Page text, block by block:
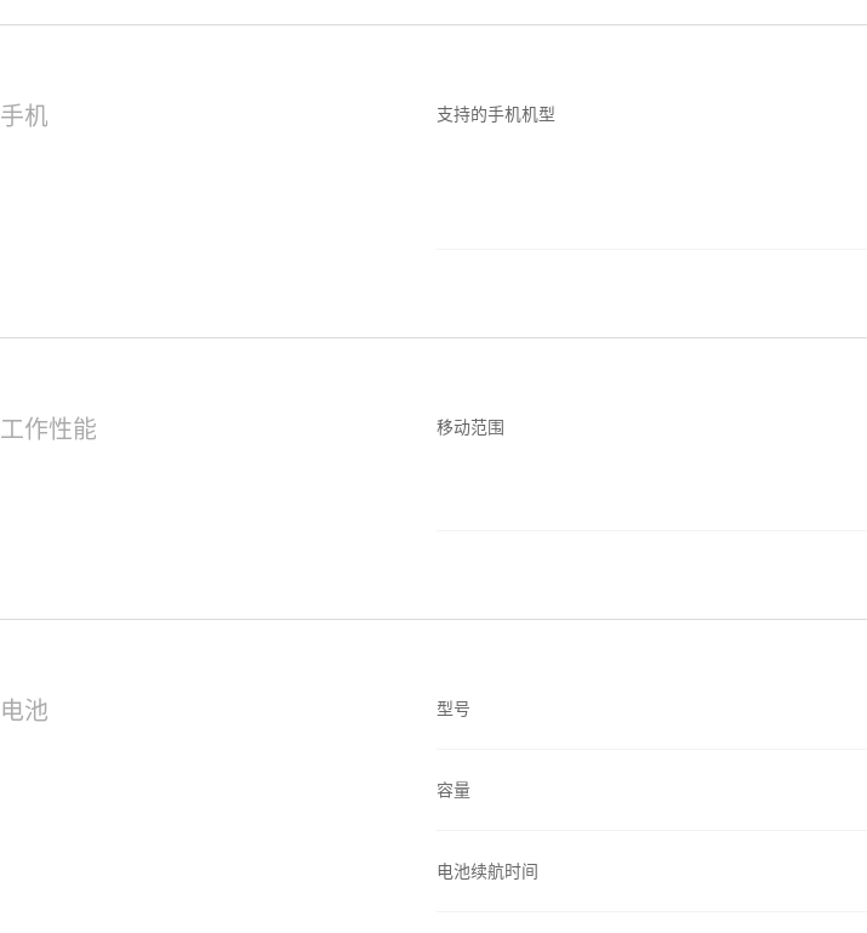
手机 支持的手机机型
工作性能 移动范围
电池 型号
容量
电池续航时间